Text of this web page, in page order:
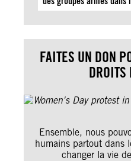
FAITES UN DON
Ensemble, nous
humains partout dans
changer la vie